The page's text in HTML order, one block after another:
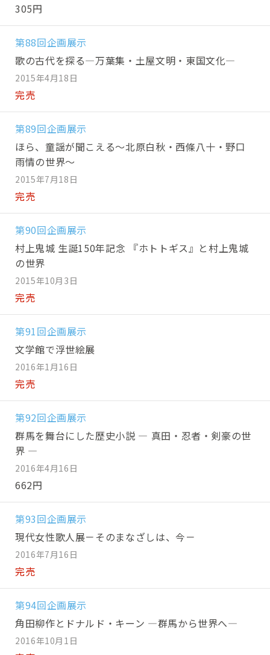
305円
第88回企画展示
歌の古代を探る―万葉集・土屋文明・東国文化―
2015年4月18日
完売
第89回企画展示
ほら、童謡が聞こえる～北原白秋・西條八十・野口
雨情の世界～
2015年7月18日
完売
第90回企画展示
村上鬼城 生誕150年記念 『ホトトギス』と村上鬼城
の世界
2015年10月3日
完売
第91回企画展示
文学館で浮世絵展
2016年1月16日
完売
第92回企画展示
群馬を舞台にした歴史小説 ― 真田・忍者・剣豪の世
界 ―
2016年4月16日
662円
第93回企画展示
現代女性歌人展－そのまなざしは、今－
2016年7月16日
完売
第94回企画展示
角田柳作とドナルド・キーン ―群馬から世界へ―
2016年10月1日